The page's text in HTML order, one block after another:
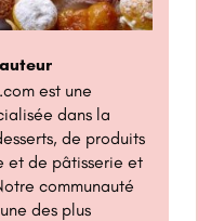
est une
dans la
de produits
et de pâtisserie et
communauté
des plus